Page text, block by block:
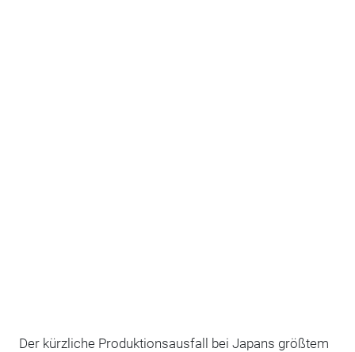
Der kürzliche Produktionsausfall bei Japans größtem